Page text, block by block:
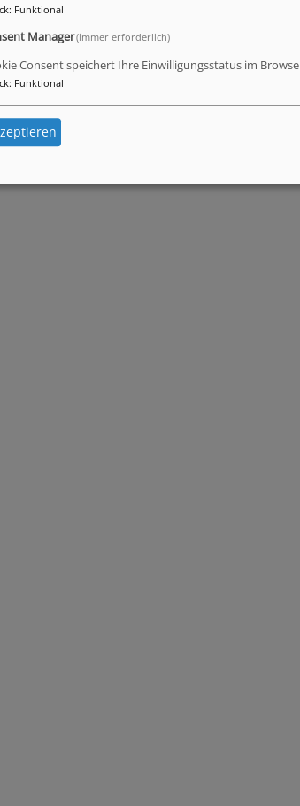
: Funktional
Manager(immer erforderlich)
Consent speichert Ihre Einwilligungsstatus im
: Funktional